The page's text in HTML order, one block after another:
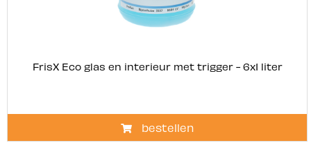
FrisX Eco glas en interieur met trigger - 6x1 liter
bestellen